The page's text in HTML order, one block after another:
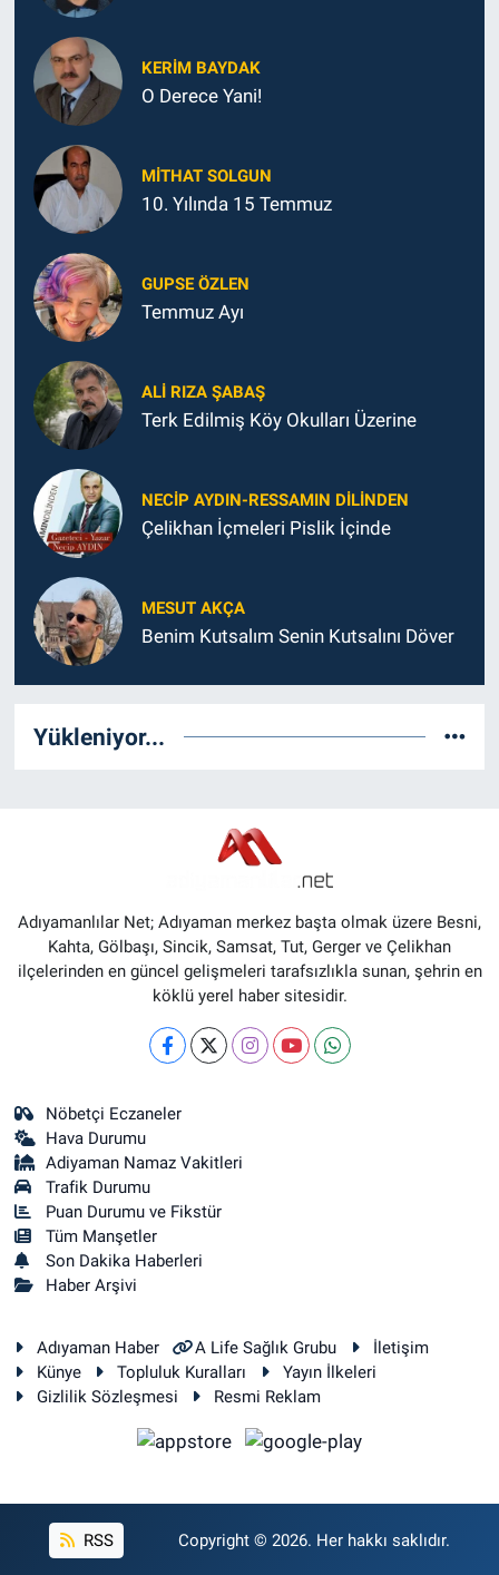
KERIM BAYDAK
O Derece Yani!
MITHAT SOLGUN
10. Yılında 15 Temmuz
GUPSE ÖZLEN
Temmuz Ayı
ALI RIZA ŞABAŞ
Terk Edilmiş Köy Okulları Üzerine
NECIP AYDIN-RESSAMIN DILINDEN
Çelikhan İçmeleri Pislik İçinde
MESUT AKÇA
Benim Kutsalım Senin Kutsalını Döver
Yükleniyor...
Adıyamanlılar Net; Adıyaman merkez başta olmak üzere Besni,
Kahta, Gölbaşı, Sincik, Samsat, Tut, Gerger ve Çelikhan
ilçelerinden en güncel gelişmeleri tarafsızlıkla sunan, şehrin en
köklü yerel haber sitesidir.
Nöbetçi Eczaneler
Hava Durumu
Adiyaman Namaz Vakitleri
Trafik Durumu
Puan Durumu ve Fikstür
Tüm Manşetler
Son Dakika Haberleri
Haber Arşivi
Adıyaman Haber A Life Sağlık Grubu
İletişim
Künye
Topluluk Kuralları
Yayın İlkeleri
Gizlilik Sözleşmesi
Resmi Reklam
RSS Copyright © 2026. Her hakkı saklıdır.